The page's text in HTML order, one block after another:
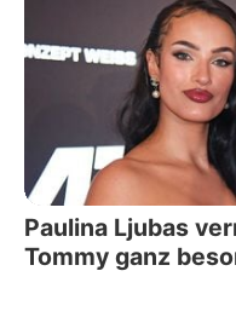
Paulina Ljubas
Tommy ganz